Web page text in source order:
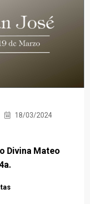
18/03/2024
Divina Mateo